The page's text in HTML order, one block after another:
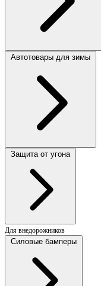
Автотовары для зимы
Защита от угона
Для внедорожников
Силовые бамперы